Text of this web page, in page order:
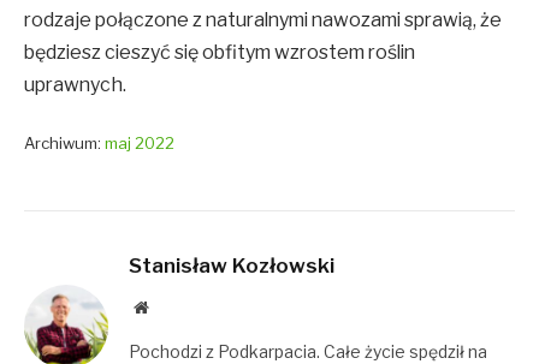
rodzaje połączone z naturalnymi nawozami sprawią, że
będziesz cieszyć się obfitym wzrostem roślin
uprawnych.
Archiwum: maj 2022
Stanisław Kozłowski
Website
Pochodzi z Podkarpacia. Całe życie spędził na